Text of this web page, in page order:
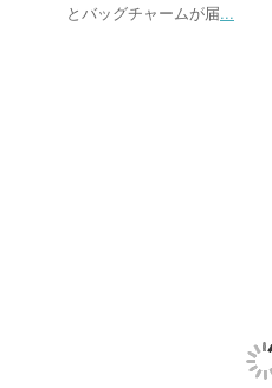
とバッグチャームが届...